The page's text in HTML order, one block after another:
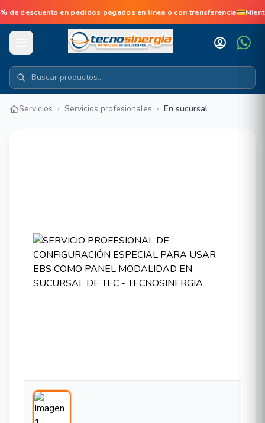
de descuento en pedidos pagados en linea o con
Servicios › Servicios profesionales › En sucursal